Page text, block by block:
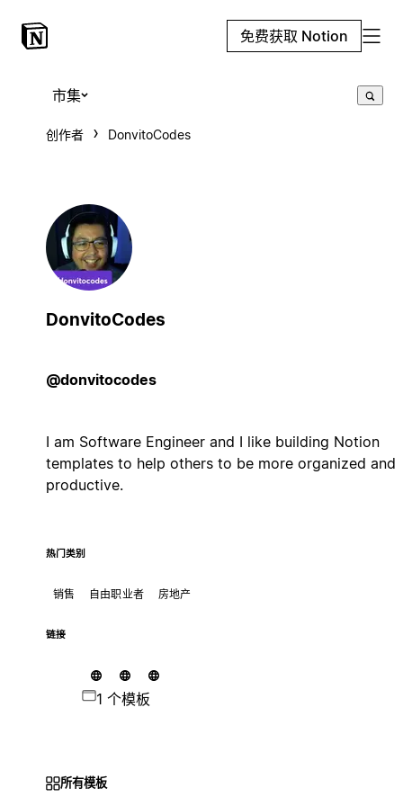
免费获取 Notion
市集
创作者 DonvitoCodes
DonvitoCodes
@donvitocodes
I am Software Engineer and I like building Notion
templates to help others to be more organized and
productive.
热门类别
销售 自由职业者 房地产
链接
1 个模板
所有模板